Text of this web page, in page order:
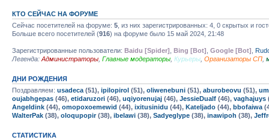
КТО СЕЙЧАС НА ФОРУМЕ
Сейчас посетителей на форуме: 5 , из них зарегистрированных: 4, 0 скрытых и
Больше всего посетителей (916) на форуме было 15 май 2024, 21:48
Зарегистрированные пользователи: Baidu [Spider] Bing [Bot] Google [Bot]
Легенда: Администраторы Главные модераторы Курьеры Организаторы СП
ДНИ РОЖДЕНИЯ
Поздравляем: usadeca (51), ipilopirol (51), oliwenebuni (51), aburobeovu (51),
oujabhgepas (46), etidaruzori (46), uqiyorenujaj (46), JessieDualf (46), vaghajuys
Angeldink (44), omopoxoemewid (44), ixitusinidu (44), Kateljado (44), bbofaiwa
WalterPak (38), oloqupopir(38), ibelawi (38), Sadyeglype (38), inawipoh (38),
СТАТИСТИКА